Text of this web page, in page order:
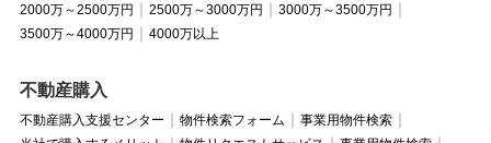
2000万～2500万円
2500万～3000万円
3000万～3500万円
3500万～4000万円
4000万以上
不動産購入
不動産購入支援センター 物件検索フォーム
事業用物件検索